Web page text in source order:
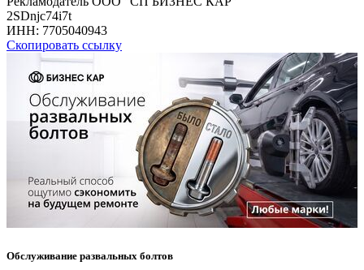
2SDnjc74i7t
ИНН: 7705040943
Скопировать ссылку
Обслуживание развальных болтов